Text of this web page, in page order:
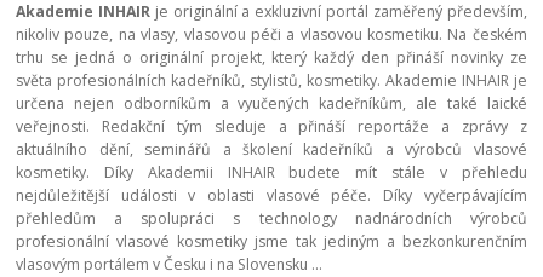
Akademie INHAIRje originální a exkluzivní portál zaměřený především,
nikoliv pouze, na vlasy, vlasovou péči a vlasovou kosmetiku. Na českém
trhu se jedná o originální projekt, který každý den přináší novinky ze
světa profesionálních kadeřníků, stylistů, kosmetiky. Akademie INHAIR je
určena nejen odborníkům a vyučených kadeřníkům, ale také laické
veřejnosti. Redakční tým sleduje a přináší reportáže a zprávy z
aktuálního dění, seminářů a školení kadeřníků a výrobců vlasové
kosmetiky. Díky Akademii INHAIR budete mít stále v přehledu
nejdůležitější události v oblasti vlasové péče. Díky vyčerpávajícím
přehledům a spolupráci s technology nadnárodních výrobců
profesionální vlasové kosmetiky jsme tak jediným a bezkonkurenčním
vlasovým portálem v Česku i na Slovensku ...